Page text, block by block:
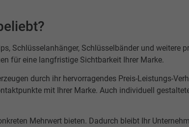
Schlüsselanhänger, Schlüsselbänder und weitere
für eine langfristige Sichtbarkeit Ihrer Marke.
durch ihr hervorragendes Preis-Leistungs-
mit Ihrer Marke. Auch individuell
Mehrwert bieten. Dadurch bleibt Ihr